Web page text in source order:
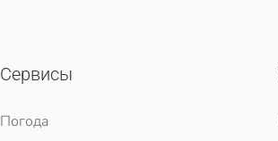
Сервисы
Погода